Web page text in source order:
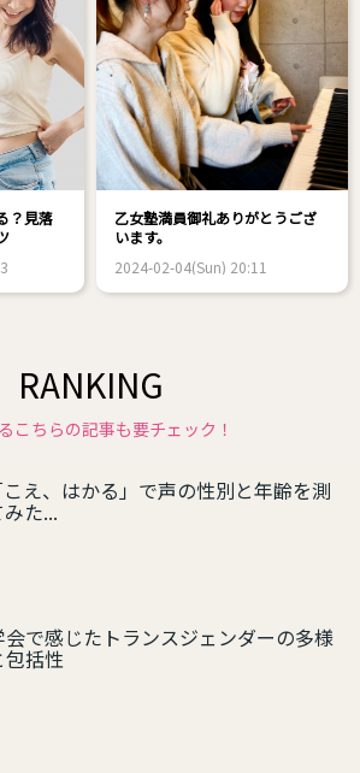
？見落
乙女塾満員御礼ありがとうござ
います。
2024-02-04(Sun) 20:11
RANKING
こちらの記事も要チェック！
え、はかる」で声の性別と年齢を測
みた...
会で感じたトランスジェンダーの多様
包括性